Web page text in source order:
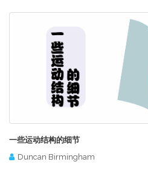
一些运动结构的细节
Duncan Birmingham